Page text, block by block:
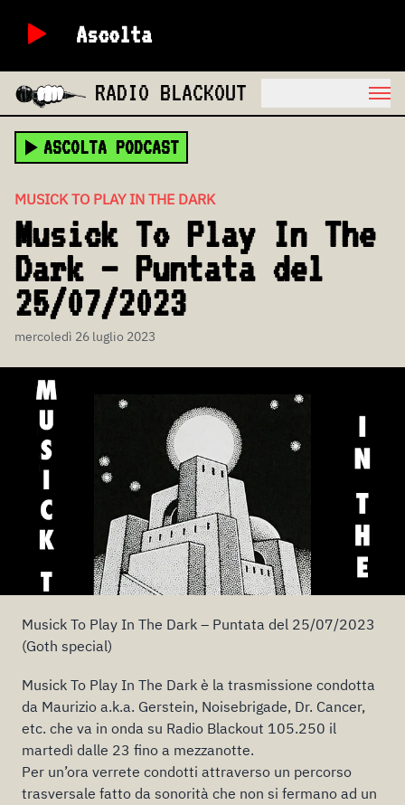
Ascolta
RADIO BLACKOUT
ASCOLTA PODCAST
MUSICK TO PLAY IN THE DARK
Musick To Play In The
Dark – Puntata del
25/07/2023
mercoledì 26 luglio 2023
Musick To Play In The Dark – Puntata del 25/07/2023
(Goth special)
Musick To Play In The Dark è la trasmissione condotta
da Maurizio a.k.a. Gerstein, Noisebrigade, Dr. Cancer,
etc. che va in onda su Radio Blackout 105.250 il
martedì dalle 23 fino a mezzanotte.
Per un’ora verrete condotti attraverso un percorso
trasversale fatto da sonorità che non si fermano ad un